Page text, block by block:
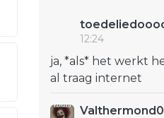
12:24
ja, *als* het werkt
al traag internet